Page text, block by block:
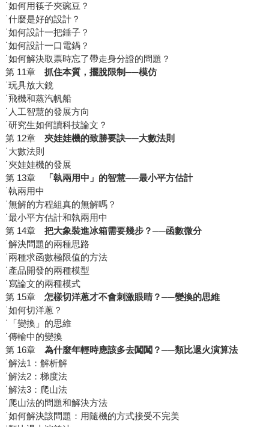
˙如何用筷子夾豌豆？
˙什麼是好的設計？
˙如何設計一把錘子？
˙如何設計一口電鍋？
˙如何解決取票時忘了帶走身分證的問題？
第 11章 抓住本質，擺脫限制──模仿
˙玩具放大鏡
˙飛機和蒸汽帆船
˙人工智慧的發展方向
˙研究生如何讀科技論文？
第 12章 夾娃娃機的致勝要訣──大數法則
˙大數法則
˙夾娃娃機的發展
第 13章
「執兩用中」的智慧──最小平方估計
˙執兩用中
˙無解的方程組真的無解嗎？
˙最小平方估計和執兩用中
第 14章 把大象裝進冰箱需要幾步？──函數微分
˙解決問題的兩種思路
˙兩種求函數極限值的方法
˙產品開發的兩種模型
˙寫論文的兩種模式
第 15章 怎樣切洋蔥才不會刺激眼睛？──變換的思維
˙如何切洋蔥？
˙「變換」的思維
˙傳輸中的變換
第 16章 為什麼年輕時應該多去闖闖？──類比退火演算法
˙解法1：解析解
˙解法2：梯度法
˙解法3：爬山法
˙爬山法的問題和解決方法
˙如何解決該問題：用隨機的方式接受不完美